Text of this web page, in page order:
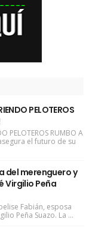
PELOTEROS
PELOTEROS RUMBO A
el futuro de su
del merenguero y
Virgilio Peña
Fabián, esposa
Peña Suazo. La ...